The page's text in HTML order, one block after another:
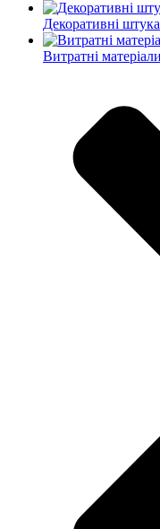
Декоративні
Витратні матеріали